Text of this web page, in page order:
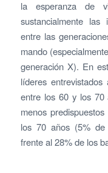
la esperanza de
sustancialmente las
entre las
mando
generación X). En
líderes
entre los 60 y los 70
menos
los 70 años (5%
frente al 28% de los